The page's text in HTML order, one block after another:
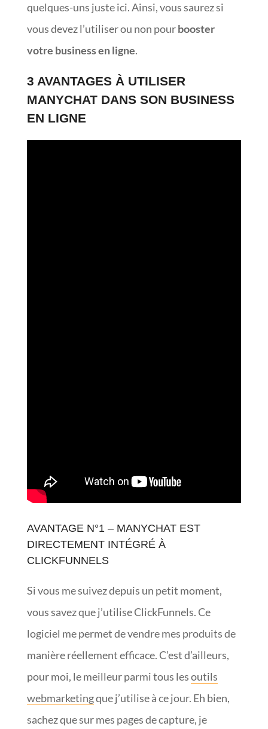
quelques-uns juste ici. Ainsi, vous saurez si
vous devez l’utiliser ou non pourbooster
votre business en ligne.
3 AVANTAGES À UTILISER
MANYCHAT DANS SON BUSINESS
EN LIGNE
AVANTAGE N°1 – MANYCHAT EST
DIRECTEMENT INTÉGRÉ À
CLICKFUNNELS
Si vous me suivez depuis un petit moment,
vous savez que j’utilise ClickFunnels. Ce
logiciel me permet de vendre mes produits de
manière réellement efficace. C’est d’ailleurs,
pour moi, le meilleur parmi tous lesoutils
webmarketingque j’utilise à ce jour. Eh bien,
sachez que sur mes pages de capture, je